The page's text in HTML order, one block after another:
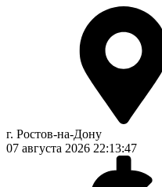
г. Ростов-на-Дону
07 августа 2026 22:13:47